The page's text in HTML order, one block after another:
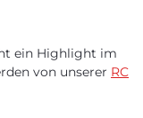
ein Highlight im
von unserer RC